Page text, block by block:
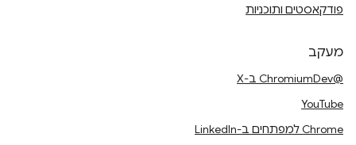
פודקאסטים ותוכניות
מעקב
@ChromiumDev ב-X
YouTube
Chrome למפתחים ב-LinkedIn